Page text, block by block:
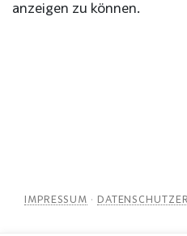
anzeigen zu können.
IMPRESSUM ·